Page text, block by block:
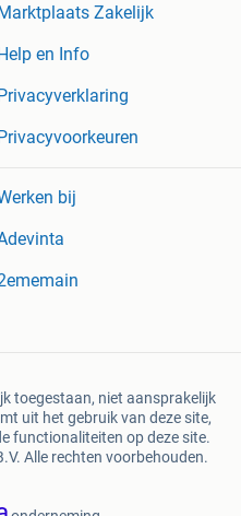
Zakelijk
en Info
bij
toegestaan, niet aansprakelijk
uit het gebruik van deze site,
functionaliteiten op deze site.
Alle rechten voorbehouden.